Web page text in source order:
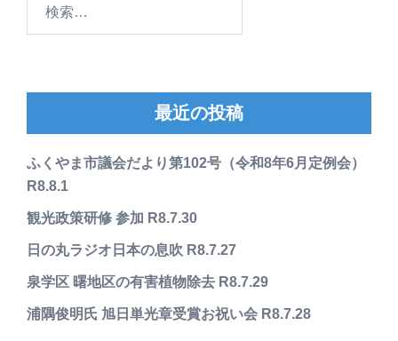
最近の投稿
ふくやま市議会だより第102号（令和8年6月定例会）
R8.8.1
観光政策研修 参加 R8.7.30
日の丸ラジオ日本の息吹 R8.7.27
泉学区 曙地区の有害植物除去 R8.7.29
浦隅俊明氏 旭日単光章受賞お祝い会 R8.7.28